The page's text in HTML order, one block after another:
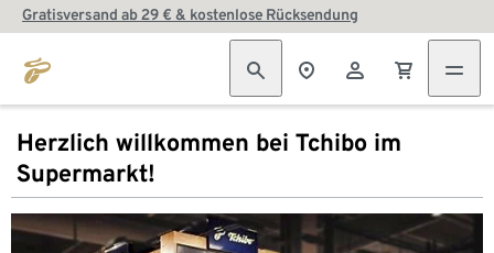
Gratisversand ab 29 € & kostenlose Rücksendung
Herzlich willkommen bei Tchibo im
Supermarkt!